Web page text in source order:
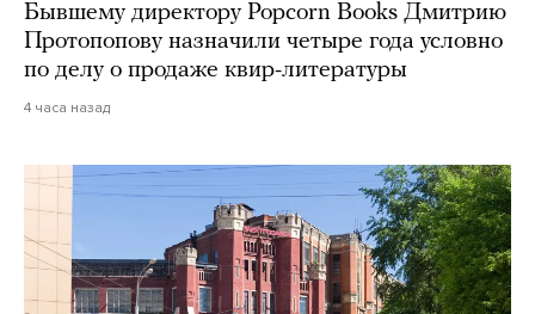
Бывшему директору Popcorn Books Дмитрию
Протопопову назначили четыре года условно
по делу о продаже квир-литературы
4 часа назад